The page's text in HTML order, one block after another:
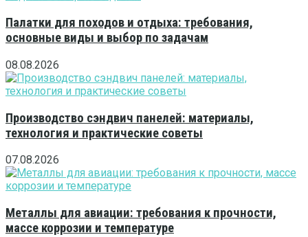
Палатки для походов и отдыха: требования,
основные виды и выбор по задачам
08.08.2026
Производство сэндвич панелей: материалы,
технология и практические советы
07.08.2026
Металлы для авиации: требования к прочности,
массе коррозии и температуре